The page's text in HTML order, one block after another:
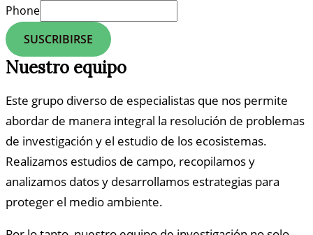
Phone
SUSCRIBIRSE
Nuestro equipo
Este grupo diverso de especialistas que nos permite
abordar de manera integral la resolución de problemas
de investigación y el estudio de los ecosistemas.
Realizamos estudios de campo, recopilamos y
analizamos datos y desarrollamos estrategias para
proteger el medio ambiente.